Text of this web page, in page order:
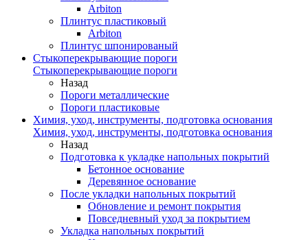
Arbiton
Плинтус пластиковый
Arbiton
Плинтус шпонированый
Стыкоперекрывающие пороги
Стыкоперекрывающие пороги
Назад
Пороги металлические
Пороги пластиковые
Химия, уход, инструменты, подготовка основания
Химия, уход, инструменты, подготовка основания
Назад
Подготовка к укладке напольных покрытий
Бетонное основание
Деревянное основание
После укладки напольных покрытий
Обновление и ремонт покрытия
Повседневный уход за покрытием
Укладка напольных покрытий